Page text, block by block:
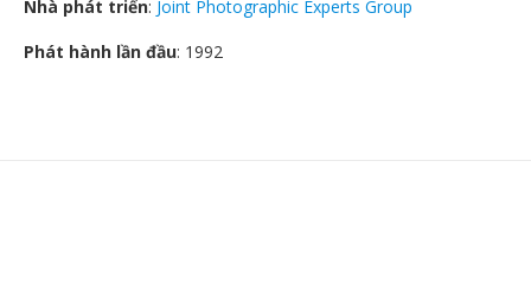
Nhà phát triển: Joint Photographic Experts Group
Phát hành lần đầu: 1992